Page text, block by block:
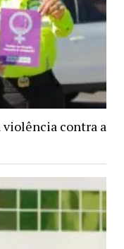
violência contra a